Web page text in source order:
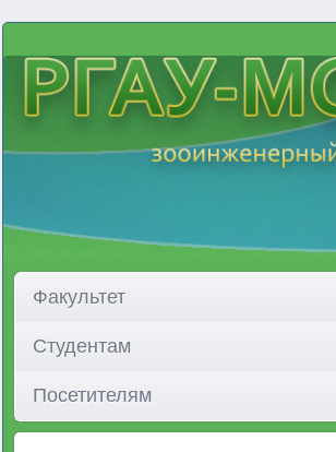
Факультет
Студентам
Посетителям